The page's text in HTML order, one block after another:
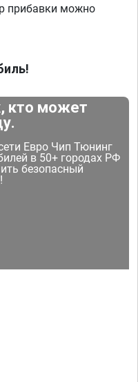
прибавки можно
кто может
Евро Чип Тюнинг
в 50+ городах РФ
безопасный